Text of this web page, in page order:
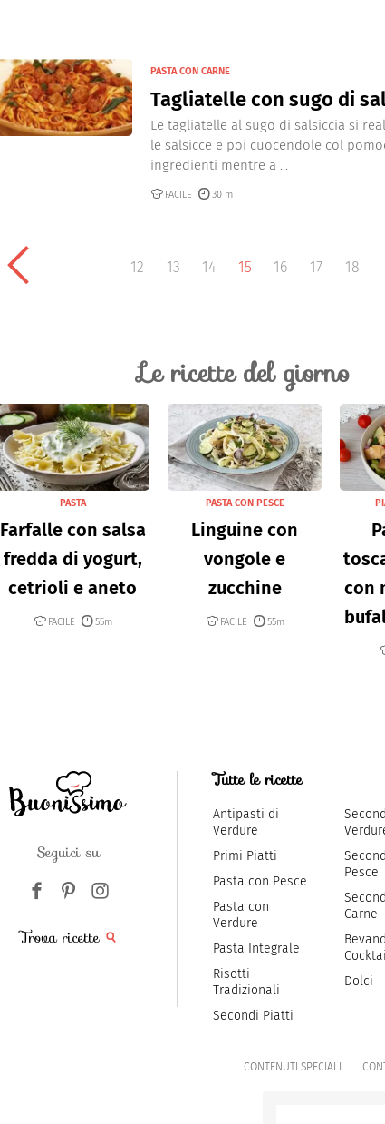
PASTA CON CARNE
Tagliatelle con sugo di
Le tagliatelle al sugo di salsiccia si
le salsicce e poi cuocendole col
ingredienti mentre a ...
FACILE 30 m
12 13 14 15 16 17 18
Le ricette del giorno
PASTA
Farfalle con salsa
fredda di yogurt,
cetrioli e aneto
FACILE 55m
PASTA CON PESCE
Linguine con
vongole e
zucchine
FACILE 55m
con
Seguici su
Trova ricette
Tutte le ricette
Antipasti di
Verdure
Primi Piatti
Pasta con Pesce
Pasta con
Verdure
Pasta Integrale
Risotti
Tradizionali
Secondi Piatti
Pesce
Carne
Dolci
CONTENUTI SPECIALI